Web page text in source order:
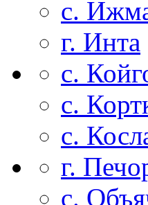
с.
г. Инта
с.
с.
с.
г.
с.